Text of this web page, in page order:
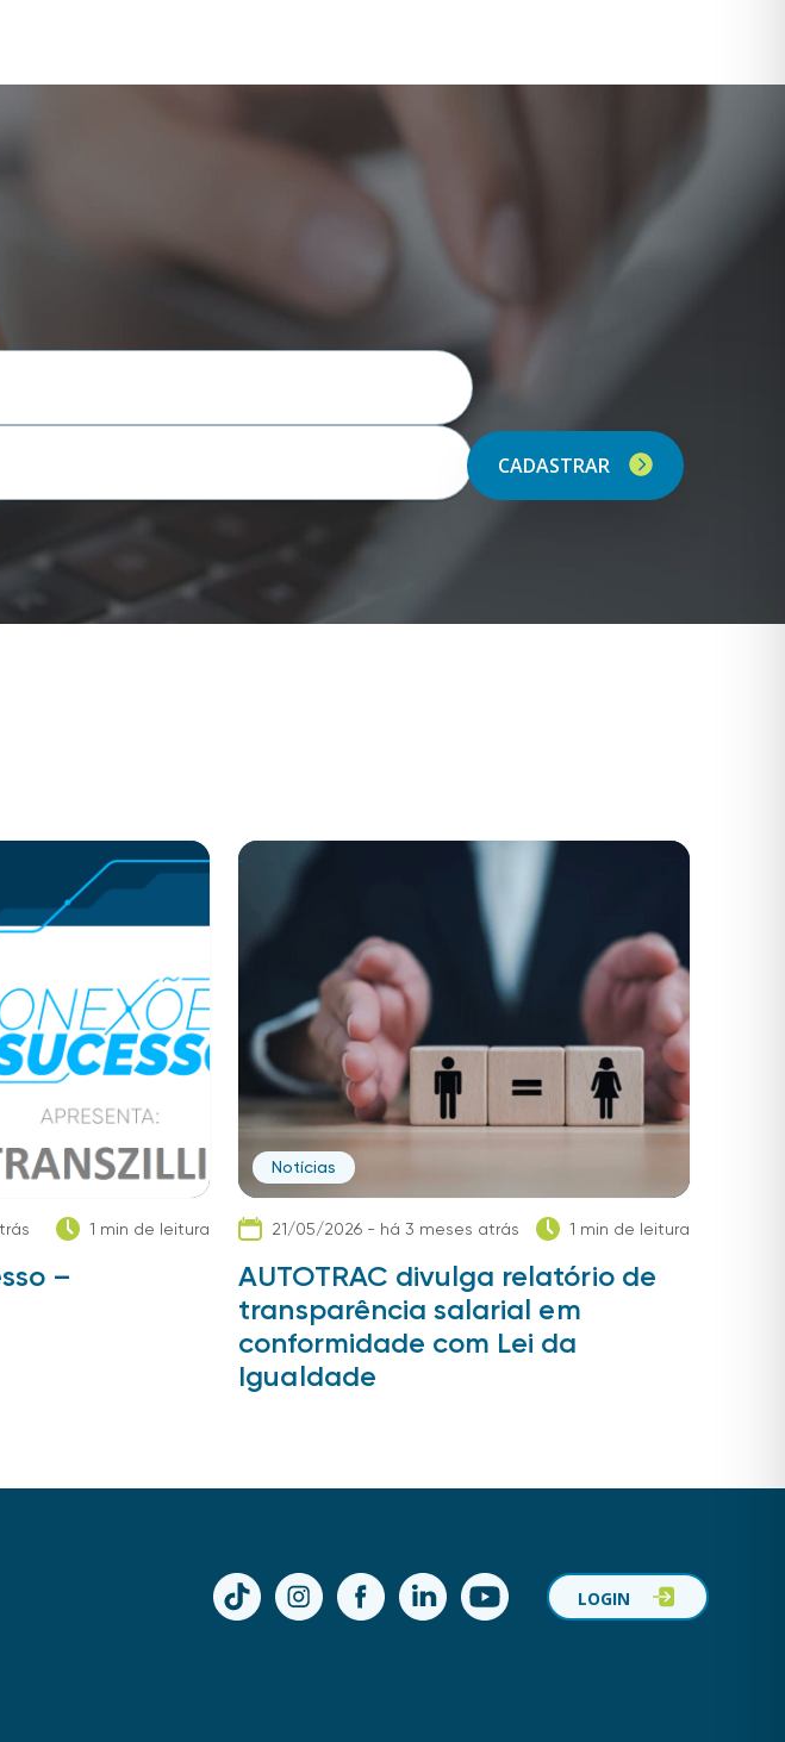
CADASTRAR
1 min de leitura
–
Notícias
21/05/2026 - há 3 meses atrás 1 min de leitura
AUTOTRAC divulga relatório de
transparência salarial em
conformidade com Lei da
Igualdade
TikTok InstagramFacebookLinkedInYouTube
LOGIN